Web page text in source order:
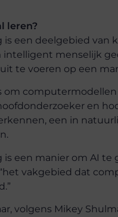
leren?
is een deelgebied
intelligent menselijk
te voeren op een
om
en
een in
is een manier om AI
vakgebied dat
volgens Mikey